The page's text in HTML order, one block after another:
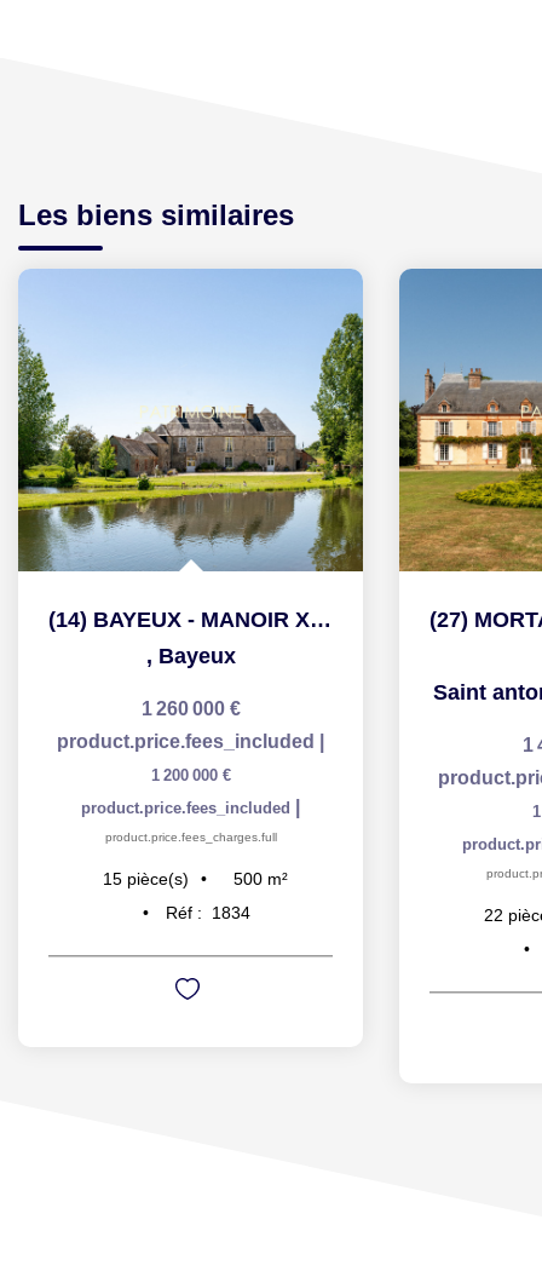
Les biens similaires
(14) BAYEUX - MANOIR XII-ème 500 m² - DEPENDANCES 1000M²...
, Bayeux
1 260 000 €
product.price.fees_included
1 200 000 €
product.price.fees_included
product.price.fees_charges.full
15 pièce(s) 500 m²
Réf :
1834
Saint
1
22